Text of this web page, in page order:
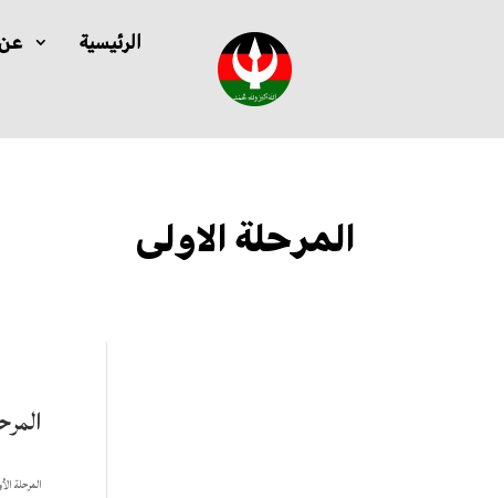
الرئيسية عن
المرحلة الاولى
المرحلة